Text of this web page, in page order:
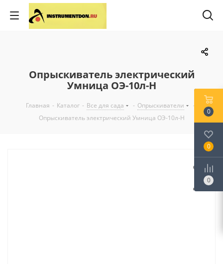
Опрыскиватель электрический
Умница ОЭ-10л-Н
Главная - Каталог - Все для сада - Опрыскиватели
-
Опрыскиватель электрический Умница ОЭ-10л-Н
0
0
0